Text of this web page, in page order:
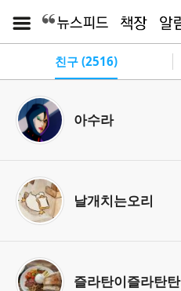
친구 (2516)
아수라
날개치는오리
즐라탄이즐라탄탄